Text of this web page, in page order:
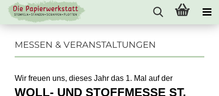
MESSEN & VERANSTALTUNGEN
Wir freuen uns, dieses Jahr das 1. Mal auf der
WOLL- UND STOFFMESSE ST.